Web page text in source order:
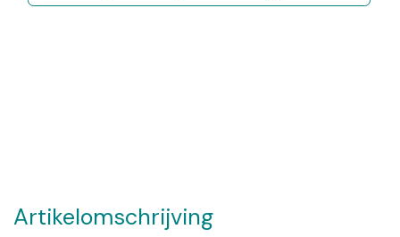
Artikelomschrijving